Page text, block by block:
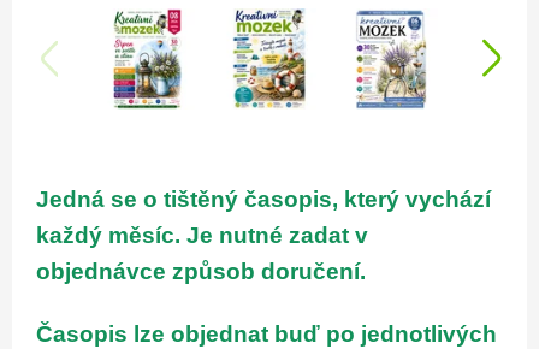
Jedná se o tištěný časopis, který vychází
každý měsíc. Je nutné zadat v
objednávce způsob doručení.
Časopis lze objednat buď po jednotlivých